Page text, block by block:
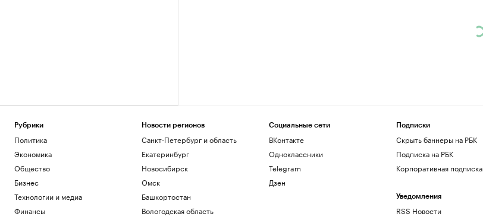
Рубрики
Политика
Экономика
Общество
Бизнес
Технологии и медиа
Финансы
Новости регионов
Санкт-Петербург и область
Екатеринбург
Новосибирск
Омск
Башкортостан
Вологодская область
Социальные сети
ВКонтакте
Одноклассники
Telegram
Дзен
Подписки
Скрыть баннеры на РБК
Подписка на РБК
Корпоративная подписка
Уведомления
RSS Новости